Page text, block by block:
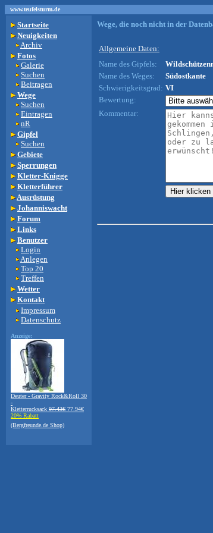
www.teufelsturm.de
Startseite
Neuigkeiten
Archiv
Fotos
Galerie
Suchen
Beitragen
Wege
Suchen
Eintragen
nR
Gipfel
Suchen
Gebiete
Sperrungen
Kletter-Knigge
Kletterführer
Ausrüstung
Johanniswacht
Forum
Links
Benutzer
Login
Anlegen
Top 20
Treffen
Wetter
Kontakt
Impressum
Datenschutz
Anzeige:
Deuter - Gravity Rock&Roll 30
-
Kletterrucksack 97.43€ 77.94€
20% Rabatt
(Bergfreunde.de Shop)
Wege, die noch nicht in der
Allgemeine Daten:
Name des Gipfels:
Name des Weges:
Südostkante
Schwierigkeitsgrad: VI
Bewertung:
Kommentar: